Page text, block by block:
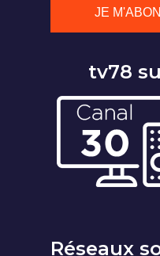
tv78
Réseaux